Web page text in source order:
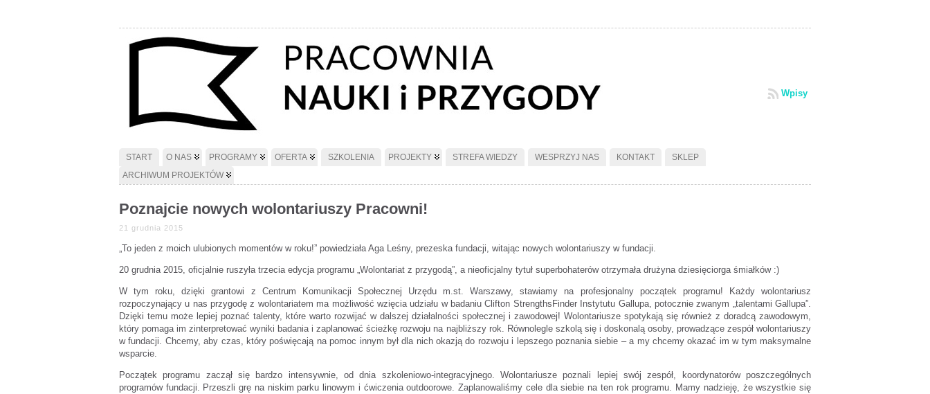
Wpisy
START O NAS PROGRAMY OFERTA SZKOLENIA PROJEKTY STREFA WIEDZY WESPRZYJ NAS KONTAKT
SKLEP
ARCHIWUM PROJEKTÓW
Poznajcie nowych wolontariuszy Pracowni!
21 grudnia 2015
„To jeden z moich ulubionych momentów w roku!” powiedziała Aga Leśny, prezeska fundacji, witając nowych wolontariuszy w fundacji.
20 grudnia 2015, oficjalnie ruszyła trzecia edycja programu „Wolontariat z przygodą”, a nieoficjalny tytuł superbohaterów otrzymała drużyna dziesięciorga śmiałków :)
W tym roku, dzięki grantowi z Centrum Komunikacji Społecznej Urzędu m.st. Warszawy, stawiamy na profesjonalny początek programu! Każdy wolontariusz
rozpoczynający u nas przygodę z wolontariatem ma możliwość wzięcia udziału w badaniu Clifton StrengthsFinder Instytutu Gallupa, potocznie zwanym „talentami Gallupa”.
Dzięki temu może lepiej poznać talenty, które warto rozwijać w dalszej działalności społecznej i zawodowej! Wolontariusze spotykają się również z doradcą zawodowym,
który pomaga im zinterpretować wyniki badania i zaplanować ścieżkę rozwoju na najbliższy rok. Równolegle szkolą się i doskonalą osoby, prowadzące zespół wolontariuszy
w fundacji. Chcemy, aby czas, który poświęcają na pomoc innym był dla nich okazją do rozwoju i lepszego poznania siebie – a my chcemy okazać im w tym maksymalne
wsparcie.
Początek programu zaczął się bardzo intensywnie, od dnia szkoleniowo-integracyjnego. Wolontariusze poznali lepiej swój zespół, koordynatorów poszczególnych
programów fundacji. Przeszli grę na niskim parku linowym i ćwiczenia outdoorowe. Zaplanowaliśmy cele dla siebie na ten rok programu. Mamy nadzieję, że wszystkie się